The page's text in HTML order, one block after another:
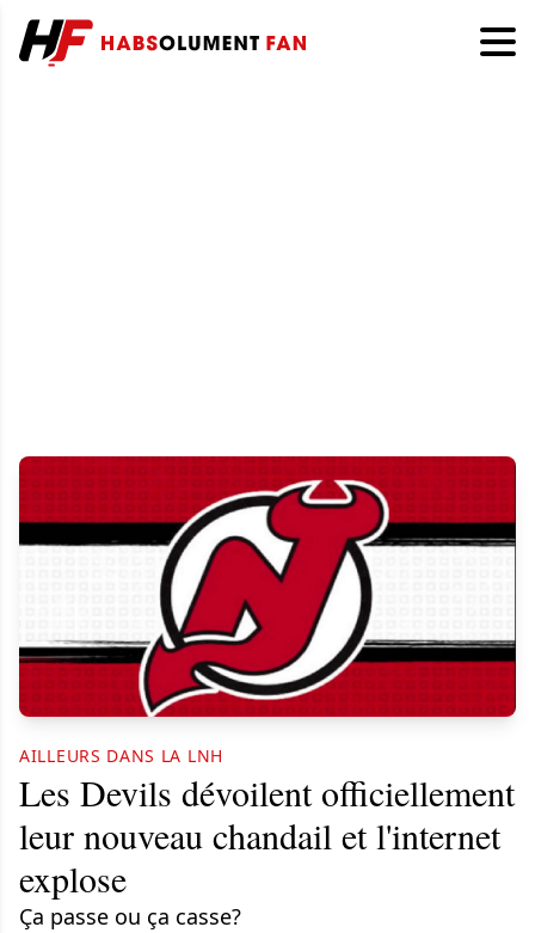
AILLEURS DANS LA LNH
Les Devils dévoilent officiellement
leur nouveau chandail et l'internet
explose
Ça passe ou ça casse?